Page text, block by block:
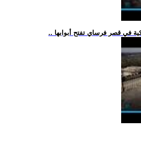
في قصر فرساي تفتح أبوابها